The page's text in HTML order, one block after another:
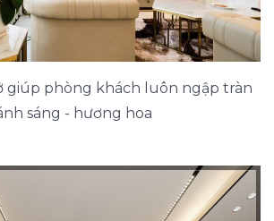
giúp phòng khách luôn ngập tràn
sáng - hương hoa